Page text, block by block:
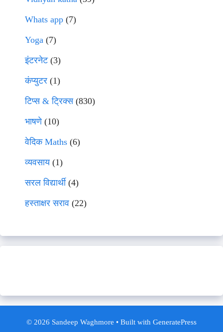
Whats app (7)
Yoga (7)
इंटरनेट(3)
कंप्युटर (1)
टिप्स & ट्रिक्स(830)
भाषणे(10)
वेदिक Maths (6)
व्यवसाय(1)
सरल विद्यार्थी(4)
हस्ताक्षर सराव (22)
© 2026 Sandeep Waghmore • Built with GeneratePress